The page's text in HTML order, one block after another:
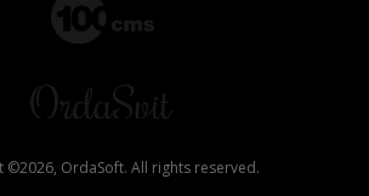
©2026, OrdaSoft. All rights reserved.